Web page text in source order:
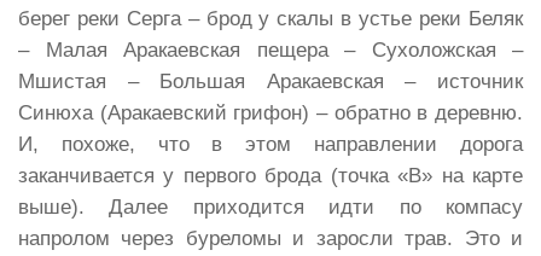
берег реки Серга – брод у скалы в устье реки Беляк
– Малая Аракаевская пещера – Сухоложская –
Мшистая – Большая Аракаевская – источник
Синюха (Аракаевский грифон) – обратно в деревню.
И, похоже, что в этом направлении дорога
заканчивается у первого брода (точка «B» на карте
выше). Далее приходится идти по компасу
напролом через буреломы и заросли трав. Это и